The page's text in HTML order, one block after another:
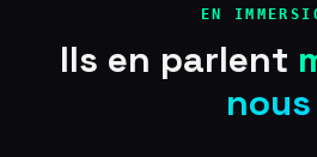
EN
Ils en parlent
nous